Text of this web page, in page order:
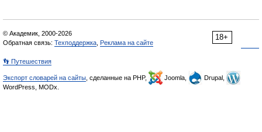
18+
© Академик, 2000-2026
Обратная связь: Техподдержка Реклама на сайте
👣 Путешествия
Экспорт словарей на сайты , сделанные на PHP, Joomla,
Drupal,
WordPress, MODx.